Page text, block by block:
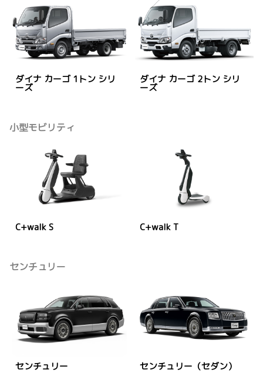
ダイナ カーゴ 1トン シリ
ーズ
ダイナ カーゴ 2トン シリ
ーズ
小型モビリティ
C+walk S C+walk T
センチュリー
センチュリー センチュリー（セダン）